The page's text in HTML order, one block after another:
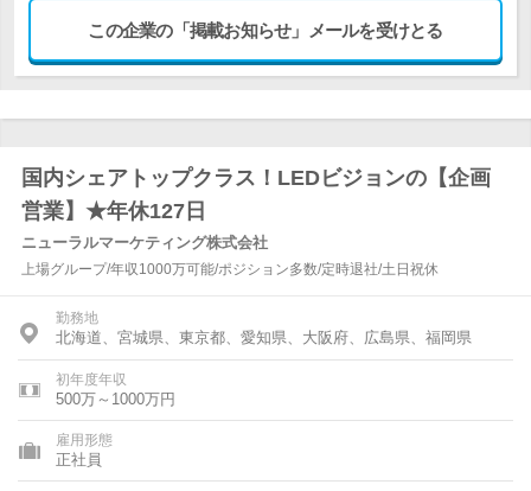
この企業の「掲載お知らせ」メールを受けとる
国内シェアトップクラス！LEDビジョンの【企画
営業】★年休127日
ニューラルマーケティング株式会社
上場グループ/年収1000万可能/ポジション多数/定時退社/土日祝休
勤務地
北海道、宮城県、東京都、愛知県、大阪府、広島県、福岡県
初年度年収
500万～1000万円
雇用形態
正社員